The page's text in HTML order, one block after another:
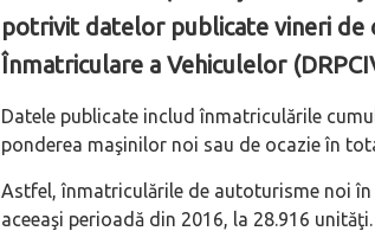
potrivit datelor publicate vineri de
Înmatriculare a Vehiculelor
Datele publicate includ înmatriculările
ponderea maşinilor noi sau de ocazie în
Astfel, înmatriculările de autoturisme noi
aceeaşi perioadă din 2016, la 28.916 unităţi.